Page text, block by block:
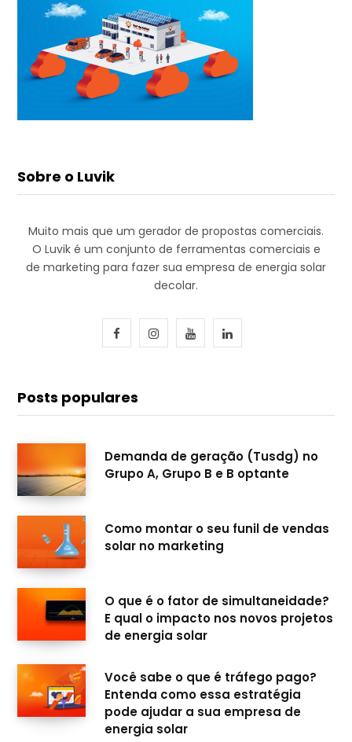
Sobre o Luvik
Muito mais que um gerador de propostas comerciais.
O Luvik é um conjunto de ferramentas comerciais e
de marketing para fazer sua empresa de energia solar
decolar.
c
e
o
k
I
t
g
a
Y
T
b
L
k
e
d
n
Posts populares
Demanda de geração (Tusdg) no
Grupo A, Grupo B e B optante
Como montar o seu funil de vendas
solar no marketing
O que é o fator de simultaneidade?
E qual o impacto nos novos projetos
de energia solar
Você sabe o que é tráfego pago?
Entenda como essa estratégia
pode ajudar a sua empresa de
energia solar